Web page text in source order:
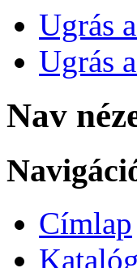
Ugrás
Ugrás
Nav
Címlap